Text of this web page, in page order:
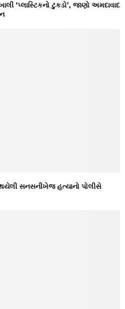
‘પ્લાસ્ટિકનો ટુકડો’, જાણો અમદાવાદ
સનસનીખેજ હત્યાનો પોલીસે